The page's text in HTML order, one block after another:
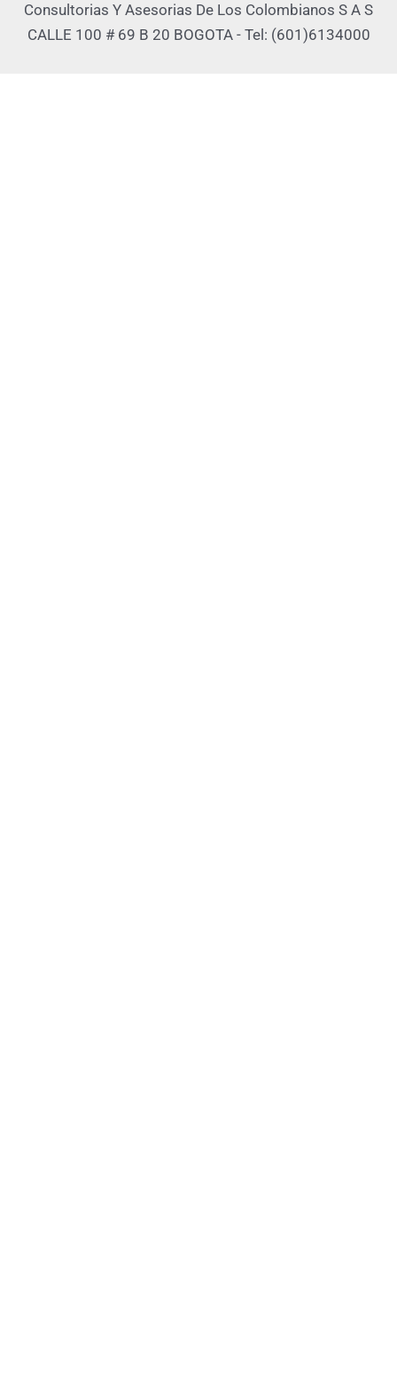
Consultorias Y Asesorias De Los Colombianos S A S
CALLE 100 # 69 B 20 BOGOTA - Tel: (601)6134000